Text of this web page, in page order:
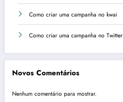
Como criar uma campanha no kwai
Como criar uma campanha no Twitter
Novos Comentários
Nenhum comentário para mostrar.